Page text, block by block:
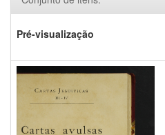
Pré-visualização